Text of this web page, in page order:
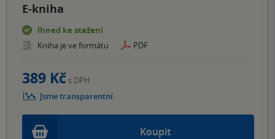
E-kniha
Ihned ke stažení
Kniha je ve formátu
PDF
Koupit
389 Kč s DPH
Jsme transparentní